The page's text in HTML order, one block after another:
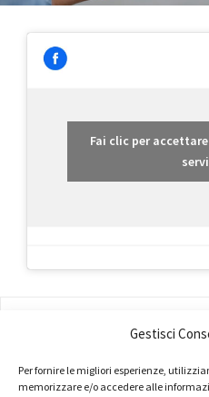
Gestisci
Per fornire le migliori esperienze,
memorizzare e/o accedere alle
Fai clic per
TERMINI E